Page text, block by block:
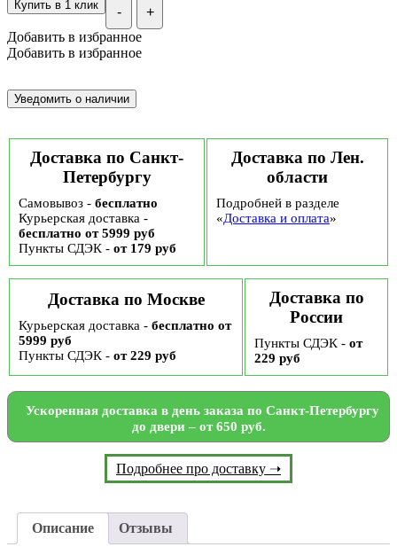
- +
Купить в 1 клик
Добавить в избранное
Добавить в избранное
Доставка по Санкт-
Петербургу
Самовывоз - бесплатно
Курьерская доставка -
бесплатно от 5999 руб
Пункты СДЭК - от 179 руб
Доставка по Лен.
области
Подробней в разделе
«Доставка и оплата»
Доставка по Москве
Курьерская доставка - бесплатно от
5999 руб
Пункты СДЭК - от 229 руб
Доставка по
России
Пункты СДЭК - от
229 руб
Ускоренная доставка в день заказа по Санкт-Петербургу
до двери – от 650 руб.
Подробнее про доставку ➝
Описание Отзывы